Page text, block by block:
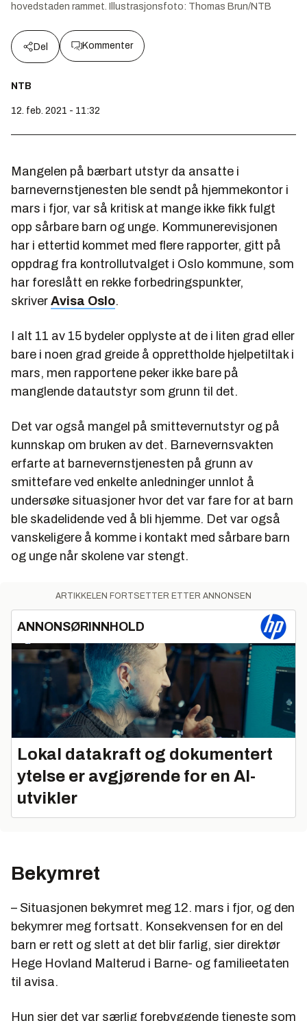
hovedstaden rammet.
Illustrasjonsfoto: Thomas Brun/NTB
Del Kommenter
NTB
12. feb. 2021 - 11:32
Mangelen på bærbart utstyr da ansatte i
barnevernstjenesten ble sendt på hjemmekontor i
mars i fjor, var så kritisk at mange ikke fikk fulgt
opp sårbare barn og unge. Kommunerevisjonen
har i ettertid kommet med flere rapporter, gitt på
oppdrag fra kontrollutvalget i Oslo kommune, som
har foreslått en rekke forbedringspunkter,
skriver Avisa Oslo.
I alt 11 av 15 bydeler opplyste at de i liten grad eller
bare i noen grad greide å opprettholde hjelpetiltak i
mars, men rapportene peker ikke bare på
manglende datautstyr som grunn til det.
Det var også mangel på smittevernutstyr og på
kunnskap om bruken av det. Barnevernsvakten
erfarte at barnevernstjenesten på grunn av
smittefare ved enkelte anledninger unnlot å
undersøke situasjoner hvor det var fare for at barn
ble skadelidende ved å bli hjemme. Det var også
vanskeligere å komme i kontakt med sårbare barn
og unge når skolene var stengt.
ARTIKKELEN FORTSETTER ETTER ANNONSEN
ANNONSØRINNHOLD
Lokal datakraft og dokumentert
ytelse er avgjørende for en AI-
utvikler
Bekymret
– Situasjonen bekymret meg 12. mars i fjor, og den
bekymrer meg fortsatt. Konsekvensen for en del
barn er rett og slett at det blir farlig, sier direktør
Hege Hovland Malterud i Barne- og familieetaten
til avisa.
Hun sier det var særlig forebyggende tjeneste som